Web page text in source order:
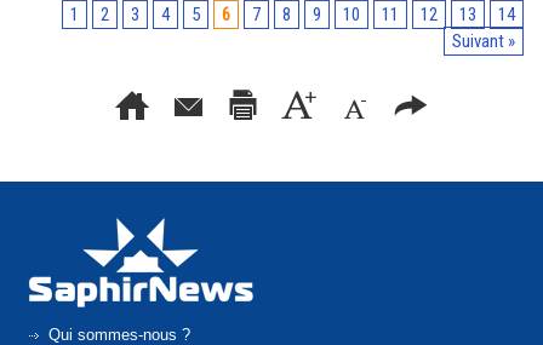
1
2 3 4 5 6 7 8 9 10 11 12 13
14
Suivant »
Qui sommes-nous ?